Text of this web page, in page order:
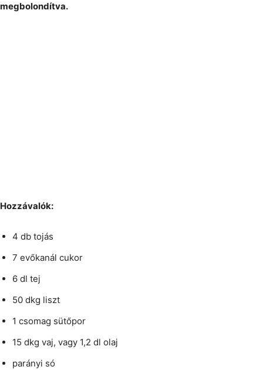
megbolondítva.
Hozzávalók:
4 db tojás
7 evőkanál cukor
6 dl tej
50 dkg liszt
1 csomag sütőpor
15 dkg vaj, vagy 1,2 dl olaj
parányi só